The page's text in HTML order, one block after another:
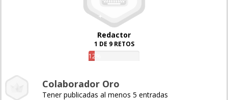
Redactor
1 DE 9 RETOS
12%
Colaborador Oro
Tener publicadas al menos 5 entradas